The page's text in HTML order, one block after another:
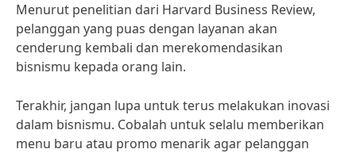
Menurut penelitian dari Harvard Business Review,
pelanggan yang puas dengan layanan akan
cenderung kembali dan merekomendasikan
bisnismu kepada orang lain.
Terakhir, jangan lupa untuk terus melakukan inovasi
dalam bisnismu. Cobalah untuk selalu memberikan
menu baru atau promo menarik agar pelanggan